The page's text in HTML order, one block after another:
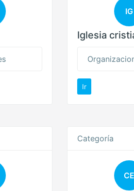
IG
Iglesia
Ir
Categoría
CE